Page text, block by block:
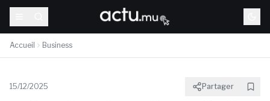
Accueil Business
15/12/2025 Partager